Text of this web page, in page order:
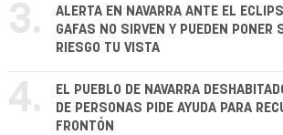
3.
ALERTA EN NAVARRA ANTE EL
GAFAS NO SIRVEN Y PUEDEN PONER
RIESGO TU VISTA
4.
EL PUEBLO DE NAVARRA
DE PERSONAS PIDE AYUDA PARA
FRONTÓN